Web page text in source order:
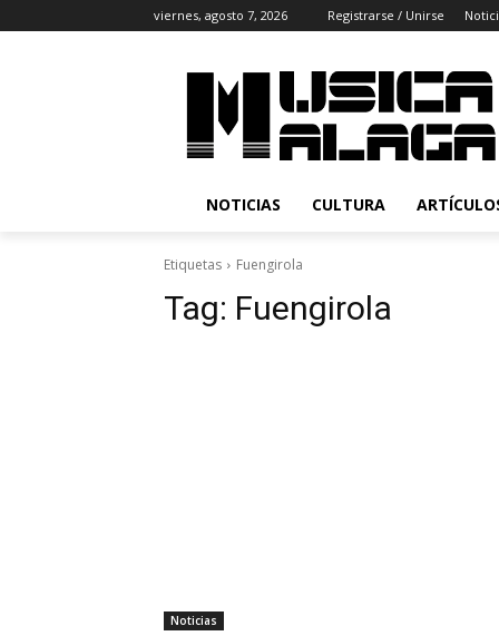
viernes, agosto 7, 2026 Registrarse / Unirse
NOTICIAS CULTURA
Etiquetas Fuengirola
Tag: Fuengirola
Noticias